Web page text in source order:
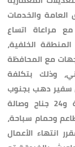
العامة والخدمات
مع مراعاة اتساع
الخلفية،
مع المحافظة
وذلك بتكلفة
فندق سفير دهب بجنوب
سيناء يتكون المشروع من 135 غرفة و24 جناح وصالة
وحمام سباحة،
المقرر انتهاء الأعمال